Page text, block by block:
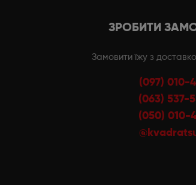
ЗРОБИТИ
Замовити їжу з
(097) 010-
(063) 537-
(050) 010-